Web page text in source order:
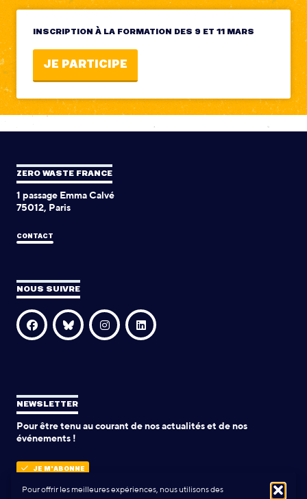
Pour offrir les meilleures expériences, nous utilisons des
INSCRIPTION À LA FORMATION DES 9 ET 11 MARS
JE PARTICIPE
ZERO WASTE FRANCE
1 passage Emma Calvé
75012, Paris
CONTACT
NOUS SUIVRE
NEWSLETTER
Pour être tenu au courant de nos actualités et de nos
événements !
JE M'ABONNE